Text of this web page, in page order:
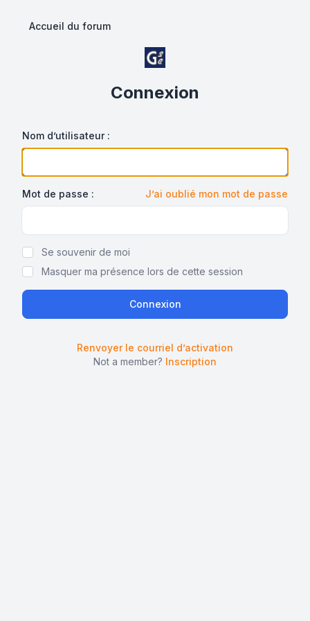
Accueil du forum
Connexion
Nom d’utilisateur :
Mot de passe : J’ai oublié mon mot de passe
Se souvenir de moi
Masquer ma présence lors de cette session
Renvoyer le courriel d’activation
Not a member? Inscription